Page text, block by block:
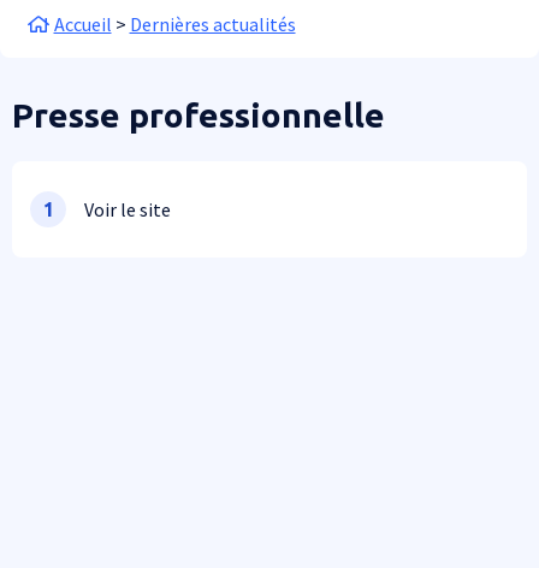
Fil d'Ariane
Accueil Dernières actualités
Presse professionnelle
1 Voir le site